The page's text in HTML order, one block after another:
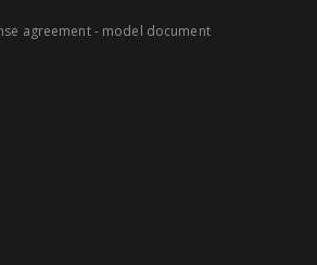
agreement - model document